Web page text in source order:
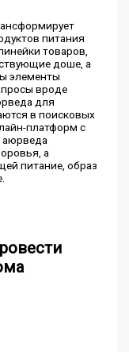
питания
товаров,
доше, а
элементы
вроде
для
в поисковых
платформ с
аюрведа
а
питание, образ